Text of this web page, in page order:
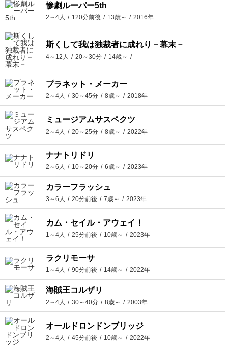
惨劇ルーパー5th
2～4人 120分前後 13歳～ 2016年
斯くして我は独裁者に成れり－幕末－
4～12人 20～30分 14歳～
プラネット・メーカー
2～4人 30～45分 8歳～ 2018年
ミュージアムサスペクツ
2～4人 20～25分 8歳～ 2022年
ナナトリドリ
2～6人 10～20分 6歳～ 2023年
カラーフラッシュ
3～6人 20分前後 7歳～ 2023年
カム・セイル・アウェイ！
1～4人 25分前後 10歳～ 2023年
ラクリモーサ
1～4人 90分前後 14歳～ 2022年
海賊王コルザリ
2～4人 30～40分 8歳～ 2003年
オールドロンドンブリッジ
2～4人 45分前後 10歳～ 2022年